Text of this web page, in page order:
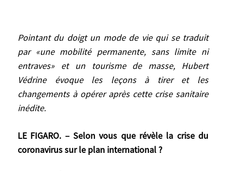
Pointant du doigt un mode de vie qui se traduit
par «une mobilité permanente, sans limite ni
entraves» et un tourisme de masse, Hubert
Védrine évoque les leçons à tirer et les
changements à opérer après cette crise sanitaire
inédite.
LE FIGARO. – Selon vous que révèle la crise du
coronavirus sur le plan international ?
traduit par «une mobilité permanente,
sans limite ni entraves» et un tourisme de
masse, Hubert Védrine évoque les leçons à
tirer et les changements à opérer après
cette crise sanitaire inédite.
LE FIGARO. – Selon vous que révèle la crise
Hubert VÉDRINE.-Cette crise globale, sans